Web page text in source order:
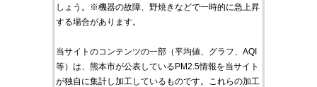
しょう。※機器の故障、野焼きなどで一時的に急上昇
する場合があります。
当サイトのコンテンツの一部（平均値、グラフ、AQI
等）は、熊本市が公表しているPM2.5情報を当サイト
が独自に集計し加工しているものです。これらの加工